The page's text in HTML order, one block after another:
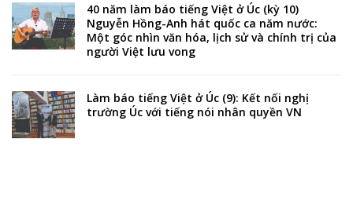
40 năm làm báo tiếng Việt ở Úc (kỳ 10)
Nguyễn Hồng-Anh hát quốc ca năm nước:
Một góc nhìn văn hóa, lịch sử và chính trị của
người Việt lưu vong
Làm báo tiếng Việt ở Úc (9): Kết nối nghị
trường Úc với tiếng nói nhân quyền VN